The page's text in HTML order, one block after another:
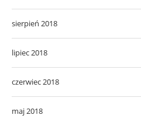
sierpień 2018
lipiec 2018
czerwiec 2018
maj 2018